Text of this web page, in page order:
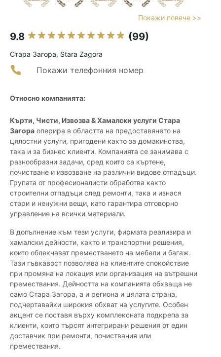
Покажи повече >>
9.8 (99)
Стара Загора, Stara Zagora
Покажи телефонния номер
Относно компанията:
Кърти, Чисти, Извозва & Хамалски услуги Стара
Загора оперира в областта на предоставянето на
цялостни услуги, пригодени както за домакинства,
така и за бизнес клиенти. Компанията се занимава с
разнообразни задачи, сред които са къртене,
почистване и извозване на различни видове отпадъци.
Групата от професионалисти обработва както
строителни отпадъци след ремонти, така и изнася
стари и ненужни вещи, като гарантира отговорно
управление на всички материали.
В допълнение към тези услуги, фирмата реализира и
хамалски дейности, както и транспортни решения,
които облекчават преместването на мебели и багаж.
Тази гъвкавост позволява на клиентите спокойствие
при промяна на локация или организация на вътрешни
премествания. Дейността на компанията обхваща не
само Стара Загора, а и региона и цялата страна,
подчертавайки широкия обхват на услугите. Особен
акцент се поставя върху комплексната подкрепа за
клиенти, които търсят интегрирани решения от един
доставчик при ремонти, почиствания или
премествания.